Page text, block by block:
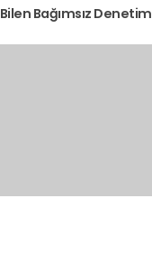
Bilen Bağımsız Denetim